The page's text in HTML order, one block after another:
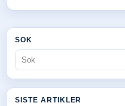
SOK
SISTE ARTIKLER